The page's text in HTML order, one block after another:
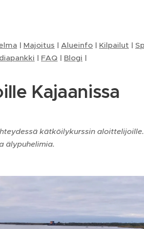
| Majoitus | Alueinfo | Kilpailut |
| FAQ | Blogi |
Kajaanissa
kätköilykurssin aloittelijoille.
älypuhelimia.